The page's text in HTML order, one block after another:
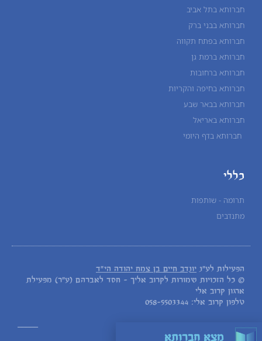
חברותא בתל אביב
חברותא בבני ברק
חברותא בפתח תקווה
חברותא ברמת גן
חברותא ברחובות
חברותא בחיפה והקריות
חברותא בבאר שבע
חברותא באריאל
חברותא בדף היומי
כללי
תרומה - שותפות
מתנדבים
הפעילות לע"נ יונדב חיים בן צמח יהודה הי"ד
© כל הזכויות שמורות לקרוב אליך - חסד לאברהם (ע"ר) מפעילת
ארגון קרוב אלי
טלפון קרוב אלי: 058-5503344
_____
מצא חברותא